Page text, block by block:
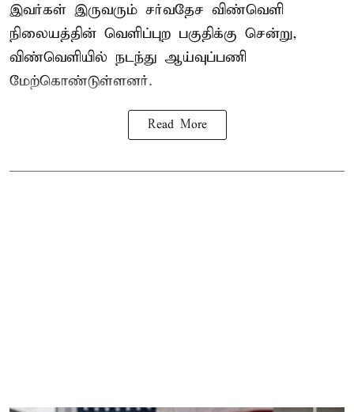
இவர்கள் இருவரும் சர்வதேச விண்வெளி
நிலையத்தின் வெளிப்புற பகுதிக்கு சென்று,
விண்வெளியில் நடந்து ஆய்வுப்பணி
மேற்கொண்டுள்ளனர்.
Read More